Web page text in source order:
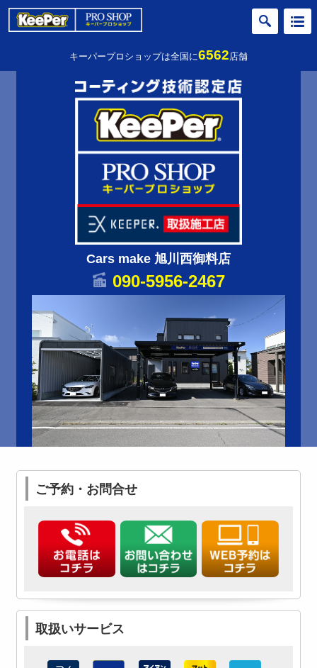
キーパープロショップは全国に6562店舗
Cars make 旭川西御料店
090-5956-2467
ご予約・お問合せ
取扱いサービス